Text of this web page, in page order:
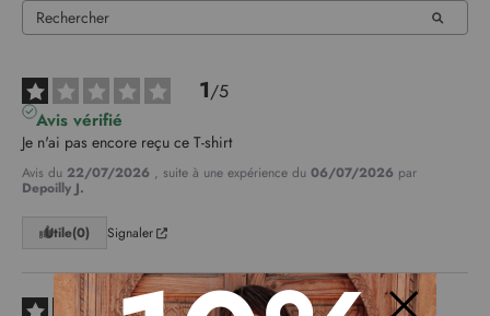
1/5
Avis vérifié
Je n'ai pas encore reçu ce T-shirt
Avis du 22/07/2026 , suite à une expérience du 06/07/2026 par
Depoilly J.
Utile(0) Signaler